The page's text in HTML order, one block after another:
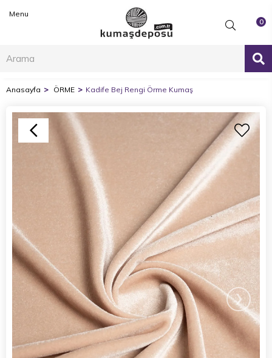
0
Menu
Anasayfa ÖRME Kadife Bej Rengi Örme Kumaş
›